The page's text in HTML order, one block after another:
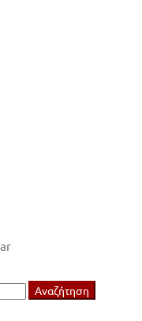
Αναζήτηση